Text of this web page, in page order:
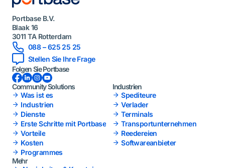
Portbase B.V.
Blaak 16
3011 TA Rotterdam
088 – 625 25 25
Stellen Sie Ihre Frage
Folgen Sie Portbase
Facebook LinkedInInstagramYouTube
Community Solutions
Was ist es
Industrien
Dienste
Erste Schritte mit Portbase
Vorteile
Kosten
Programmes
Industrien
Spediteure
Verlader
Terminals
Transportunternehmen
Reedereien
Softwareanbieter
Mehr